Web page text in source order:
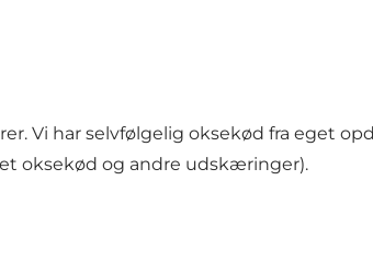
Vi har selvfølgelig oksekød fra eget
oksekød og andre udskæringer).